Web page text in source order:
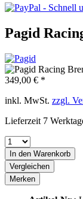
Pagid
349,00 € *
inkl. MwSt. zzgl.
Lieferzeit 7
In den Warenkorb
Vergleichen
Merken